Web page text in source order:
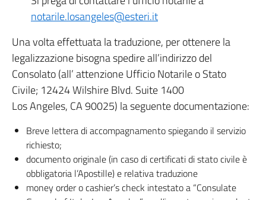
notarile.losangeles@esteri.it
Una volta effettuata la traduzione, per ottenere la
legalizzazione bisogna spedire all’indirizzo del
Consolato (all’ attenzione Ufficio Notarile o Stato
Civile; 12424 Wilshire Blvd. Suite 1400
Los Angeles, CA 90025) la seguente documentazione:
Breve lettera di accompagnamento spiegando il servizio
richiesto;
documento originale (in caso di certificati di stato civile è
obbligatoria l’Apostille) e relativa traduzione
money order o cashier’s check intestato a “Consulate